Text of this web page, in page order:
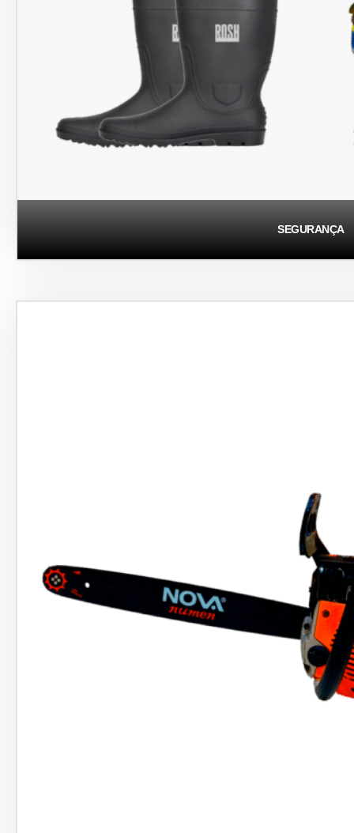
SEGURANÇA